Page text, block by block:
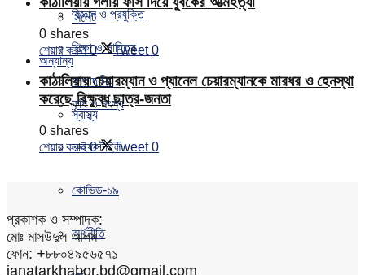
বিজ্ঞান ও প্রযুক্তি
শিক্ষা ও সাহিত্য
সম্পাদকীয়
স্বাস্থ্য
সিলেট
অন্যান্য
কৃষি ও মৎস্য
লাইফস্টাইল
কোভিড-১৯
অর্থনীতি
0 shares
শেয়ার করুন 0 Tweet 0
কাঠালিয়ায় চেয়ারম্যান ও প্যানেল চেয়ারম্যানকে মারধর ও হেনস্থা
করেছে বিক্ষুব্ধ ছাত্র-জনতা
0 shares
শেয়ার করুন 0 Tweet 0
প্রকাশক ও সম্পাদক:
মোঃ মাসউদুল আলম
ফোন: +৮৮০৪৯৫৬৫৭১
janatarkhabor.bd@gmail.com